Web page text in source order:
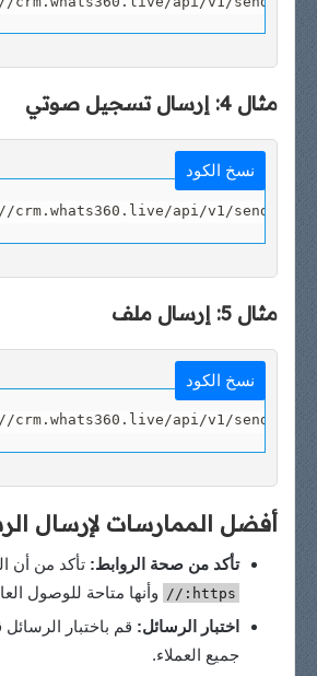
مثال 4: إرسال تسجيل صوتي
نسخ الكود
crm.whats360.live/api/v1/send-
مثال 5: إرسال ملف
نسخ الكود
أفضل الممارسات لإرسال
تأكد من صحة الروابط: تأكد من أن
https://
وأنها متاحة للوصول
اختبار الرسائل: قم باختبار
جميع العملاء.